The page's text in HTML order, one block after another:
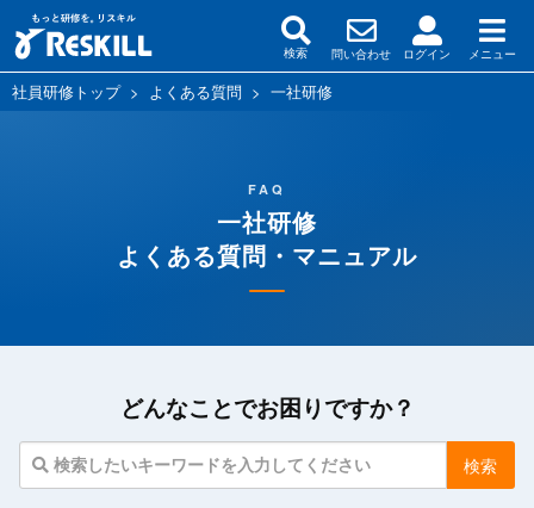
検索 問い合わせ ログイン メニュー
社員研修トップ> よくある質問 > 一社研修
FAQ
一社研修
よくある質問・マニュアル
どんなことでお困りですか？